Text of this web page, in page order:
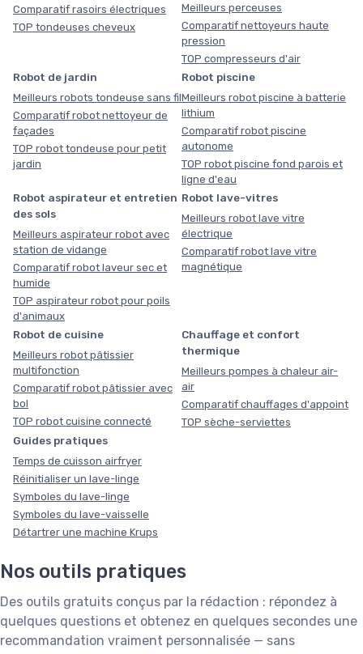
Comparatif rasoirs électriques
TOP tondeuses cheveux
Meilleurs perceuses
Comparatif nettoyeurs haute
pression
TOP compresseurs d'air
Robot de jardin
Meilleurs robots tondeuse sans fil
Comparatif robot nettoyeur de
façades
TOP robot tondeuse pour petit
jardin
Robot piscine
Meilleurs robot piscine à batterie
lithium
Comparatif robot piscine
autonome
TOP robot piscine fond parois et
ligne d'eau
Robot aspirateur et entretien
des sols
Meilleurs aspirateur robot avec
station de vidange
Comparatif robot laveur sec et
humide
TOP aspirateur robot pour poils
d'animaux
Robot lave-vitres
Meilleurs robot lave vitre
électrique
Comparatif robot lave vitre
magnétique
Robot de cuisine
Meilleurs robot pâtissier
multifonction
Comparatif robot pâtissier avec
bol
TOP robot cuisine connecté
Chauffage et confort
thermique
Meilleurs pompes à chaleur air-
air
Comparatif chauffages d'appoint
TOP sèche-serviettes
Guides pratiques
Temps de cuisson airfryer
Réinitialiser un lave-linge
Symboles du lave-linge
Symboles du lave-vaisselle
Détartrer une machine Krups
Nos outils pratiques
Des outils gratuits conçus par la rédaction : répondez à
quelques questions et obtenez en quelques secondes une
recommandation vraiment personnalisée — sans